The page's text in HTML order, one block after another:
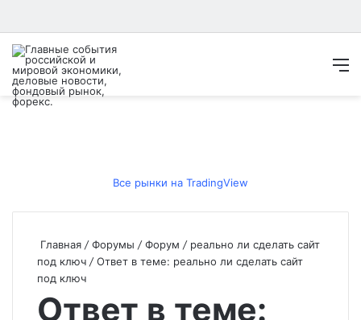
Switch skin
Все рынки на TradingView
Главная / Форумы / Форум / реально ли сделать сайт
под ключ / Ответ в теме: реально ли сделать сайт
под ключ
Ответ в теме: